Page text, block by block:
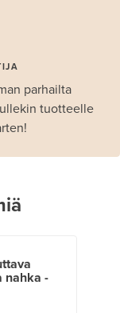
parhailta
tuotteelle
nahka -